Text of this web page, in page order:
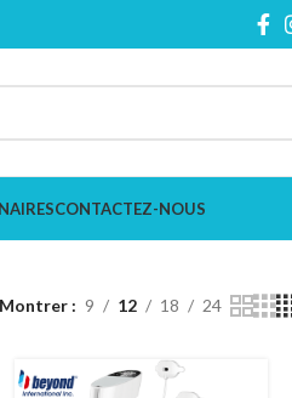
CONTACTEZ-NOUS
Montrer 9 12 18 24